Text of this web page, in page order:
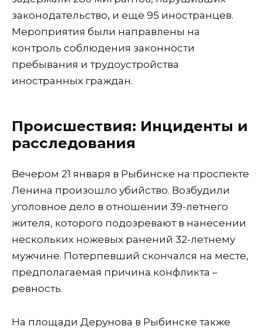
законодательство, и ещё 95 иностранцев.
Мероприятия были направлены на
контроль соблюдения законности
пребывания и трудоустройства
иностранных граждан.
Происшествия: Инциденты и
расследования
Вечером 21 января в Рыбинске на проспекте
Ленина произошло убийство. Возбудили
уголовное дело в отношении 39-летнего
жителя, которого подозревают в нанесении
нескольких ножевых ранений 32-летнему
мужчине. Потерпевший скончался на месте,
предполагаемая причина конфликта –
ревность.
На площади Дерунова в Рыбинске также